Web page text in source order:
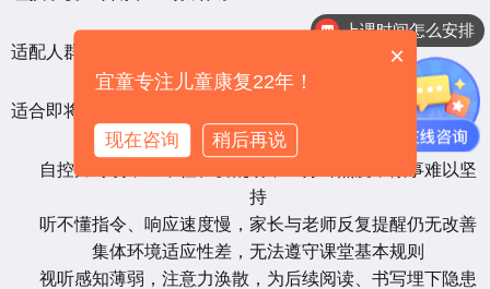
适配人群：
适合即将入园、准备幼小衔接，存在以下问题的宝贝：
自控力薄弱，坐不住、爱乱动，三分钟热度，做事难以坚
持
听不懂指令、响应速度慢，家长与老师反复提醒仍无改善
集体环境适应性差，无法遵守课堂基本规则
视听感知薄弱，注意力涣散，为后续阅读、书写埋下隐患
上课时间怎么安排
训练是怎么收费的呢
×
宜童专注儿童康复22年！
现在咨询 稍后再说